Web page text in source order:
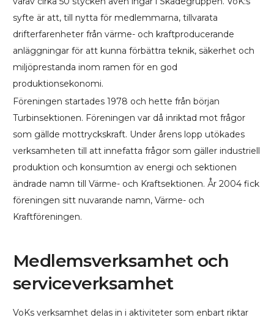
syfte är att, till nytta för medlemmarna, tillvarata
drifterfarenheter från värme- och kraftproducerande
anläggningar för att kunna förbättra teknik, säkerhet och
miljöprestanda inom ramen för en god
produktionsekonomi.
Föreningen startades 1978 och hette från början
Turbinsektionen. Föreningen var då inriktad mot frågor
som gällde mottryckskraft. Under årens lopp utökades
verksamheten till att innefatta frågor som gäller industriell
produktion och konsumtion av energi och sektionen
ändrade namn till Värme- och Kraftsektionen. År 2004 fick
föreningen sitt nuvarande namn, Värme- och
Kraftföreningen.
Medlemsverksamhet och
serviceverksamhet
VoKs verksamhet delas in i aktiviteter som enbart riktar